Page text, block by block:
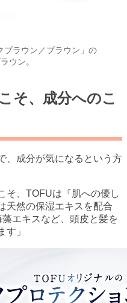
ブラウン／ブラウン」の
ウン。
そ、成分へのこ
、成分が気になるという方
そ、TOFUは『肌への優し
天然の保湿エキスを配合
エキスなど、頭皮と髪を
す」